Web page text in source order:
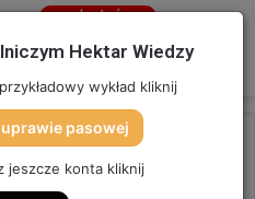
Jesteś
Hektar Wiedzy
wykład kliknij
uprawie pasowej
jeszcze konta kliknij